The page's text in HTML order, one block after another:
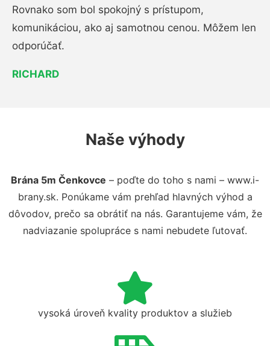
Rovnako som bol spokojný s prístupom,
komunikáciou, ako aj samotnou cenou. Môžem len
odporúčať.
RICHARD
Naše výhody
Brána 5m Čenkovce – poďte do toho s nami – www.i-
brany.sk. Ponúkame vám prehľad hlavných výhod a
dôvodov, prečo sa obrátiť na nás. Garantujeme vám, že
nadviazanie spolupráce s nami nebudete ľutovať.
vysoká úroveň kvality produktov a služieb